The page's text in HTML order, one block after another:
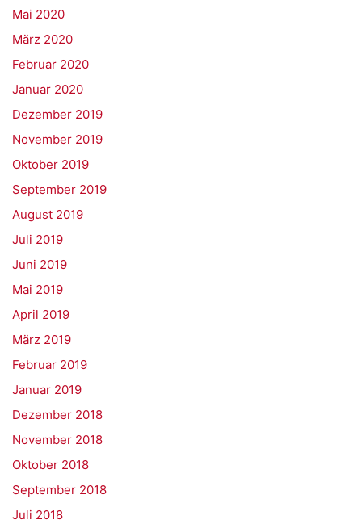
Mai 2020
März 2020
Februar 2020
Januar 2020
Dezember 2019
November 2019
Oktober 2019
September 2019
August 2019
Juli 2019
Juni 2019
Mai 2019
April 2019
März 2019
Februar 2019
Januar 2019
Dezember 2018
November 2018
Oktober 2018
September 2018
Juli 2018